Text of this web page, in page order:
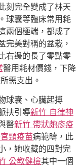
刻完全變成了林天
球囊等臨床常用耗
兩個極端，都成了
完美對稱的盆栽，
右邊的長了零點零
醫用耗材價錢，下降
需支出。
球囊、心臟起搏
扶引導新竹 自律神
醫新竹 帶狀皰疹疫
頸疫苗病範疇，此
，她收藏的四對完
公教健檢其中一個